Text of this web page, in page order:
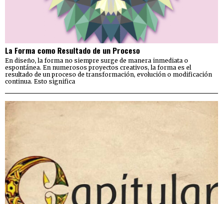
La Forma como Resultado de un Proceso
En diseño, la forma no siempre surge de manera inmediata o
espontánea. En numerosos proyectos creativos, la forma es el
resultado de un proceso de transformación, evolución o modificación
continua. Esto significa